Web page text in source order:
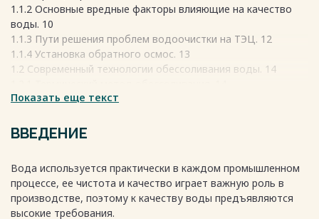
1.1.2 Основные вредные факторы влияющие на качество
воды. 10
1.1.3 Пути решения проблем водоочистки на ТЭЦ. 12
1.1.4 Установка обратного осмос. 13
1.2 Современный технологии обессоливания воды. 14
1.2.2 Термический метод обессоливания. 18
1.2.4 Многоступенчатые испарительные установки. 22
1.2.5 Испарители мгновенного вскипания. 24
1.2.7 Водный режим испарительных установок. 27
1.2.8 Контроль за работой испарительных установок. 28
1.2.9 Ионообеменное обессоливание. 30
Показать еще текст
ВВЕДЕНИЕ
Вода используется практически в каждом промышленном
процессе, ее чистота и качество играет важную роль в
производстве, поэтому к качеству воды предъявляются
высокие требования.